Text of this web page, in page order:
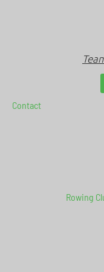
Contact
Rowing